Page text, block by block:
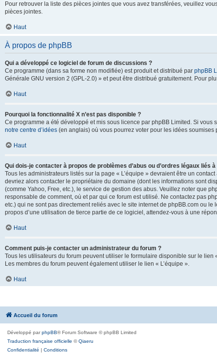
Pour retrouver la liste des pièces jointes que vous avez transférées, veuillez
pièces jointes.
Haut
À propos de phpBB
Qui a développé ce logiciel de forum de discussions ?
Ce programme (dans sa forme non modifiée) est produit et distribué par phpBB
Générale GNU version 2 (GPL-2.0) » et peut être distribué gratuitement. Pour
Haut
Pourquoi la fonctionnalité X n’est pas disponible ?
Ce programme a été développé et mis sous licence par phpBB Limited. Si
notre centre d’idées (en anglais) où vous pourrez voter pour les idées soumises
Haut
Qui dois-je contacter à propos de problèmes d’abus ou d’ordres légaux liés
Tous les administrateurs listés sur la page « L’équipe » devraient être un
devriez alors contacter le propriétaire du domaine (dont les informations sont
(comme Yahoo, Free, etc.), le service de gestion des abus. Veuillez noter que
responsable de comment, où et par qui ce forum est utilisé. Ne contactez pas
etc.) qui ne sont pas directement reliés avec le site internet de phpBB.com ou
propos d’une utilisation de tierce partie de ce logiciel, attendez-vous à une
Haut
Comment puis-je contacter un administrateur du forum ?
Tous les utilisateurs du forum peuvent utiliser le formulaire disponible sur le
Les membres du forum peuvent également utiliser le lien « L’équipe ».
Haut
Accueil du forum
Développé parphpBB® Forum Software © phpBB Limited
Traduction française officielle ©Qiaeru
Confidentialité | Conditions